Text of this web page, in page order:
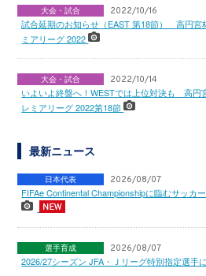
大会・試合 2022/10/16
試合延期のお知らせ（EAST 第18節） 高円宮
ミアリーグ 2022
大会・試合 2022/10/14
いよいよ終盤へ！WESTでは上位対決も 高円
レミアリーグ 2022第18節
最新ニュース
日本代表 2026/08/07
FIFAe Continental Championshipに臨むサッカ
選手育成 2026/08/07
2026/27シーズン JFA・Ｊリーグ特別指定選手